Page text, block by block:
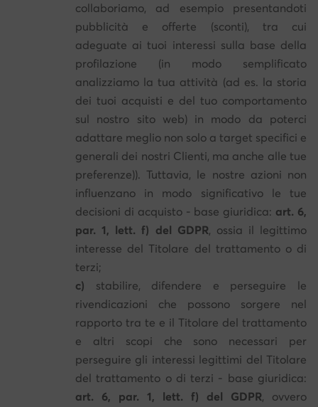
collaboriamo, ad esempio presentandoti
pubblicità e offerte (sconti), tra cui
adeguate ai tuoi interessi sulla base della
profilazione (in modo semplificato
analizziamo la tua attività (ad es. la storia
dei tuoi acquisti e del tuo comportamento
sul nostro sito web) in modo da poterci
adattare meglio non solo a target specifici e
generali dei nostri Clienti, ma anche alle tue
preferenze)). Tuttavia, le nostre azioni non
influenzano in modo significativo le tue
decisioni di acquisto - base giuridica: art. 6,
par. 1, lett. f) del GDPR, ossia il legittimo
interesse del Titolare del trattamento o di
terzi;
c) stabilire, difendere e perseguire le
rivendicazioni che possono sorgere nel
rapporto tra te e il Titolare del trattamento
e altri scopi che sono necessari per
perseguire gli interessi legittimi del Titolare
del trattamento o di terzi - base giuridica:
art. 6, par. 1, lett. f) del GDPR, ovvero